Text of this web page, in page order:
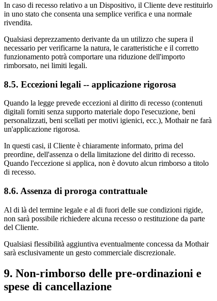
In caso di recesso relativo a un Dispositivo, il Cliente deve restituirlo
in uno stato che consenta una semplice verifica e una normale
rivendita.
Qualsiasi deprezzamento derivante da un utilizzo che supera il
necessario per verificarne la natura, le caratteristiche e il corretto
funzionamento potrà comportare una riduzione dell'importo
rimborsato, nei limiti legali.
8.5. Eccezioni legali -- applicazione rigorosa
Quando la legge prevede eccezioni al diritto di recesso (contenuti
digitali forniti senza supporto materiale dopo l'esecuzione, beni
personalizzati, beni scellati per motivi igienici, ecc.), Mothair ne farà
un'applicazione rigorosa.
In questi casi, il Cliente è chiaramente informato, prima del
preordine, dell'assenza o della limitazione del diritto di recesso.
Quando l'eccezione si applica, non è dovuto alcun rimborso a titolo
di recesso.
8.6. Assenza di proroga contrattuale
Al di là del termine legale e al di fuori delle sue condizioni rigide,
non sarà possibile richiedere alcuna recesso o restituzione da parte
del Cliente.
Qualsiasi flessibilità aggiuntiva eventualmente concessa da Mothair
sarà esclusivamente un gesto commerciale discrezionale.
9. Non‑rimborso delle pre‑ordinazioni e
spese di cancellazione